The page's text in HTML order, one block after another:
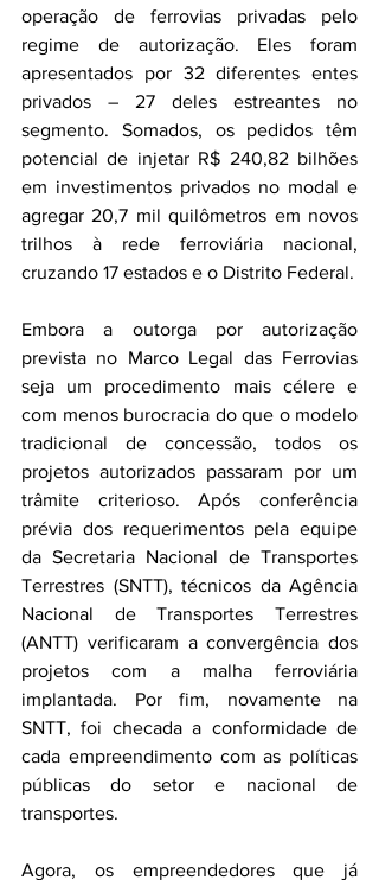
operação de ferrovias privadas pelo
regime de autorização. Eles foram
apresentados por 32 diferentes entes
privados – 27 deles estreantes no
segmento. Somados, os pedidos têm
potencial de injetar R$ 240,82 bilhões
em investimentos privados no modal e
agregar 20,7 mil quilômetros em novos
trilhos à rede ferroviária nacional,
cruzando 17 estados e o Distrito Federal.
Embora a outorga por autorização
prevista no Marco Legal das Ferrovias
seja um procedimento mais célere e
com menos burocracia do que o modelo
tradicional de concessão, todos os
projetos autorizados passaram por um
trâmite criterioso. Após conferência
prévia dos requerimentos pela equipe
da Secretaria Nacional de Transportes
Terrestres (SNTT), técnicos da Agência
Nacional de Transportes Terrestres
(ANTT) verificaram a convergência dos
projetos com a malha ferroviária
implantada. Por fim, novamente na
SNTT, foi checada a conformidade de
cada empreendimento com as políticas
públicas do setor e nacional de
transportes.
Agora, os empreendedores que já